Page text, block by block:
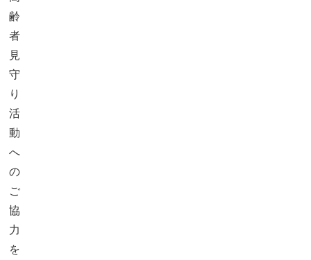
齢
者
見
守
り
活
動
へ
の
ご
協
力
を